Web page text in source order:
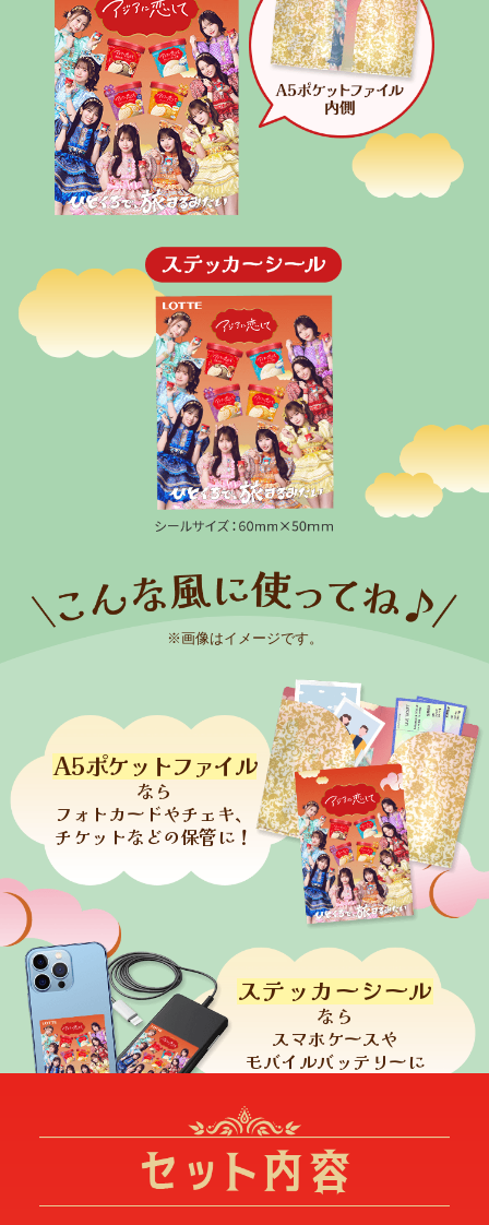
※画像はイメージです。
A5ポケットファイル
なら
フォトカードやチェキ、
チケットなどの保管に！
ステッカーシール
なら
スマホケースや
モバイルバッテリーに